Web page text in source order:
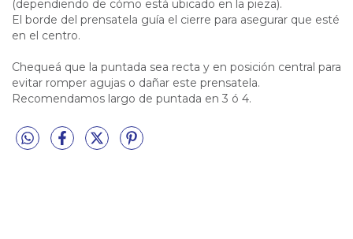
(dependiendo de cómo está ubicado en la pieza).
El borde del prensatela guía el cierre para asegurar que esté
en el centro.
Chequeá que la puntada sea recta y en posición central para
evitar romper agujas o dañar este prensatela.
Recomendamos largo de puntada en 3 ó 4.